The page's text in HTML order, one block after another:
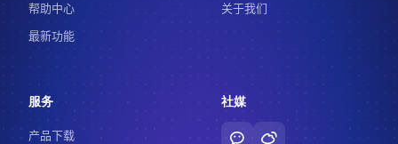
帮助中心
最新功能
关于我们
服务
产品下载
社媒